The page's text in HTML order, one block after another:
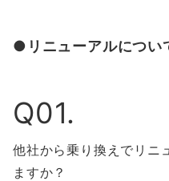
●リニューアルについ
Q01.
他社から乗り換えでリニ
ますか？